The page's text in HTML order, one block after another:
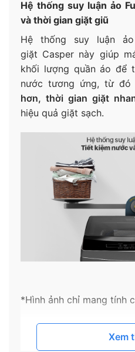
Hệ thống suy luận ảo
và thời gian giặt giũ
Hệ thống suy luận
giặt Casper này giúp
khối lượng quần áo để
nước tương ứng, từ đó
hơn, thời gian giặt
hiệu quả giặt sạch.
*Hình ảnh chỉ mang tính
Giặt sạch và giảm
Xem